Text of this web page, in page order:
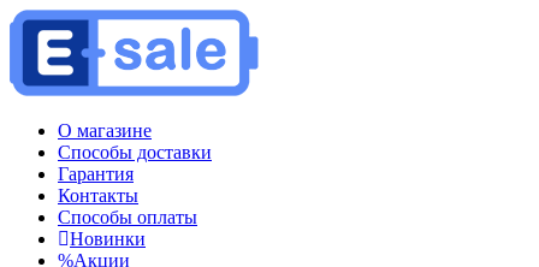
О магазине
Способы доставки
Гарантия
Контакты
Способы оплаты
Новинки
%Акции